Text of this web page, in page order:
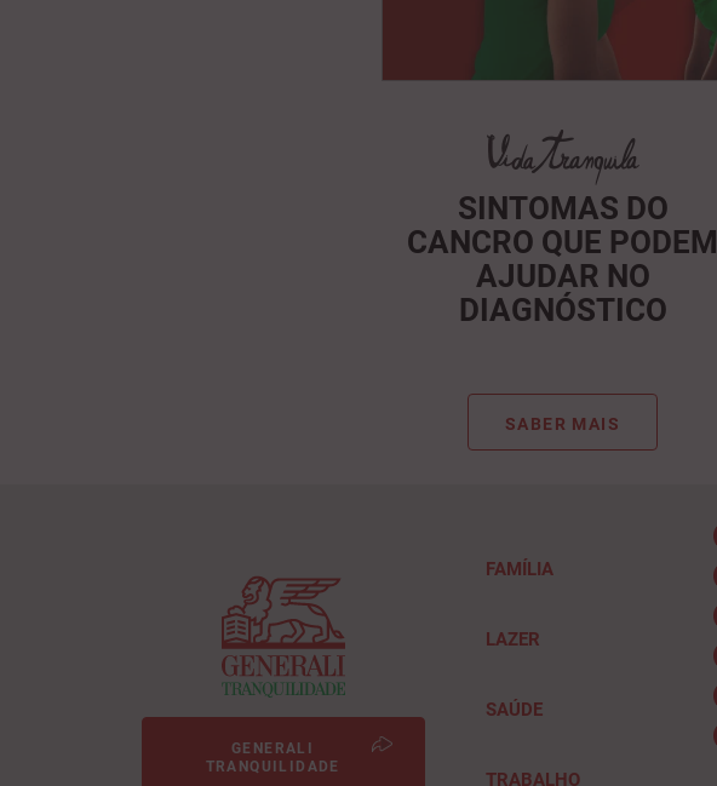
SINTOMAS DO
CANCRO QUE PODEM
AJUDAR NO
DIAGNÓSTICO
SABER MAIS
GENERALI
TRANQUILIDADE
FAMÍLIA
LAZER
SAÚDE
TRABALHO